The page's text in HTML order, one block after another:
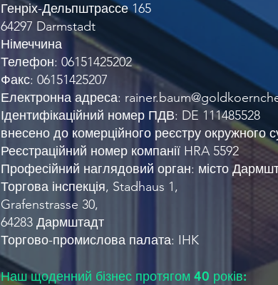
Генріх-Дельпштрассе 165
64297 Darmstadt
Німеччина
Телефон: 06151425202
Факс: 06151425207
Електронна адреса:
Ідентифікаційний номер ПДВ: DE 111485528
внесено до комерційного реєстру окружного
Реєстраційний номер компанії HRA 5592
Професійний наглядовий орган: місто
Торгова інспекція, Stadhaus 1,
Grafenstrasse 30,
64283 Дармштадт
Торгово-промислова палата: IHK
Наш щоденний бізнес протягом 40 років: